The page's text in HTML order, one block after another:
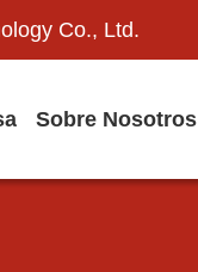
Co., Ltd.
Sobre Nosotros